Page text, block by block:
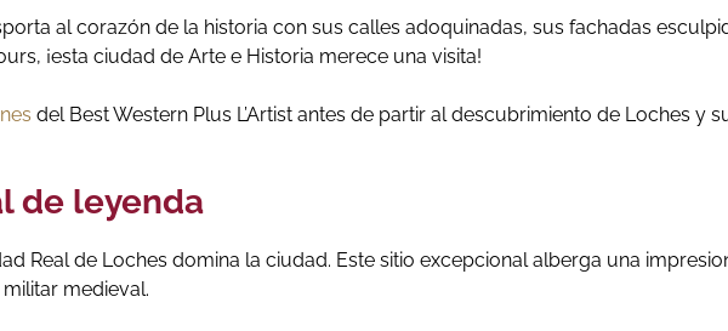
al corazón de la historia con sus calles adoquinadas, sus fachadas
¡esta ciudad de Arte e Historia merece una visita!
del Best Western Plus L’Artist antes de partir al descubrimiento de Loches y
de leyenda
Real de Loches domina la ciudad. Este sitio excepcional alberga una
medieval.